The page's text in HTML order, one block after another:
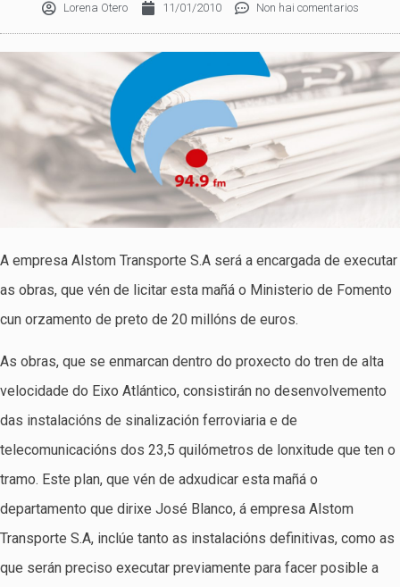
Lorena Otero 11/01/2010 Non hai comentarios
A empresa Alstom Transporte S.A será a encargada de executar
as obras, que vén de licitar esta mañá o Ministerio de Fomento
cun orzamento de preto de 20 millóns de euros.
As obras, que se enmarcan dentro do proxecto do tren de alta
velocidade do Eixo Atlántico, consistirán no desenvolvemento
das instalacións de sinalización ferroviaria e de
telecomunicacións dos 23,5 quilómetros de lonxitude que ten o
tramo. Este plan, que vén de adxudicar esta mañá o
departamento que dirixe José Blanco, á empresa Alstom
Transporte S.A, inclúe tanto as instalacións definitivas, como as
que serán preciso executar previamente para facer posible a